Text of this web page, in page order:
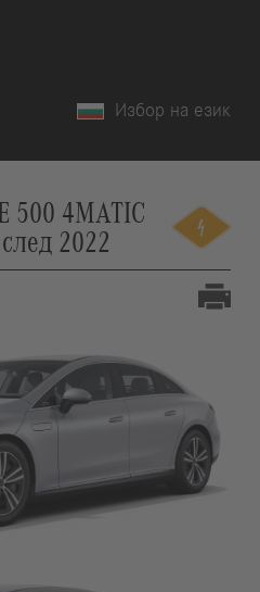
Избор на език
500 4MATIC
2022